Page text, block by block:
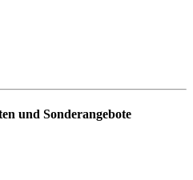
und Sonderangebote